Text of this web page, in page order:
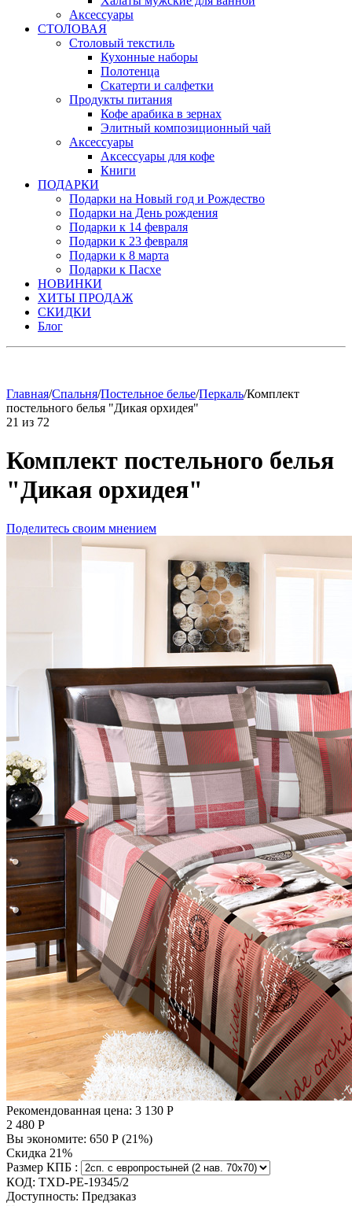
Аксессуары
СТОЛОВАЯ
Столовый текстиль
Кухонные наборы
Полотенца
Скатерти и салфетки
Продукты питания
Кофе арабика в зернах
Элитный композиционный чай
Аксессуары
Аксессуары для кофе
Книги
ПОДАРКИ
Подарки на Новый год и Рождество
Подарки на День рождения
Подарки к 14 февраля
Подарки к 23 февраля
Подарки к 8 марта
Подарки к Пасхе
НОВИНКИ
ХИТЫ ПРОДАЖ
СКИДКИ
Блог
Главная/Спальня/Постельное белье/Перкаль/Комплект
постельного белья "Дикая орхидея"
21 из 72
Комплект постельного белья
"Дикая орхидея"
Поделитесь своим мнением
Рекомендованная цена: 3 130 Р
2 480 Р
Вы экономите: 650 Р (21%)
Скидка 21%
Размер КПБ :
КОД: TXD-PE-19345/2
Доступность: Предзаказ